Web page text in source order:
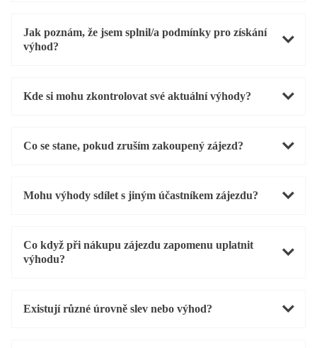
Jak poznám, že jsem splnil/a podmínky pro získání
výhod?
Kde si mohu zkontrolovat své aktuální výhody?
Co se stane, pokud zruším zakoupený zájezd?
Mohu výhody sdílet s jiným účastníkem zájezdu?
Co když při nákupu zájezdu zapomenu uplatnit
výhodu?
Existují různé úrovně slev nebo výhod?